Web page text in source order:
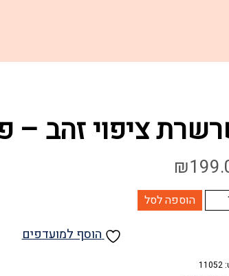
ציפוי זהב –
₪
הוספה לסל
הוסף למועדפים
11052